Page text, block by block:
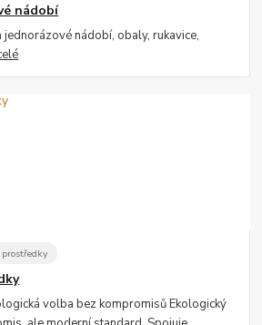
nádobí
nádobí, obaly, rukavice,
prostředky
volba bez kompromisů Ekologický